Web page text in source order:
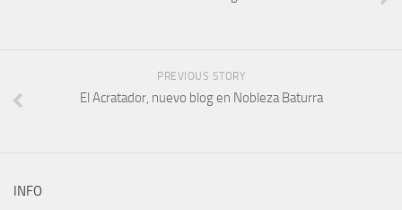
PREVIOUS STORY
El Acratador, nuevo blog en Nobleza Baturra
INFO